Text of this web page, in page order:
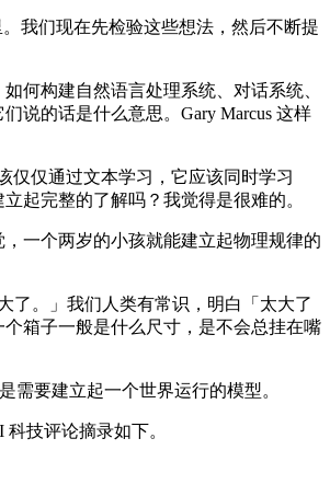
我们现在先检验这些想法，然后不断提
何构建自然语言处理系统、对话系统、
说的话是什么意思。Gary Marcus 这样
仅仅通过文本学习，它应该同时学习
起完整的了解吗？我觉得是很难的。
一个两岁的小孩就能建立起物理规律的
。」我们人类有常识，明白「太大了
箱子一般是什么尺寸，是不会总挂在嘴
要建立起一个世界运行的模型。
技评论摘录如下。